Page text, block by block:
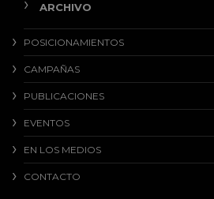
ARCHIVO
POSICIONAMIENTOS
CAMPAÑAS
PUBLICACIONES
EVENTOS
EN LOS MEDIOS
CONTACTO